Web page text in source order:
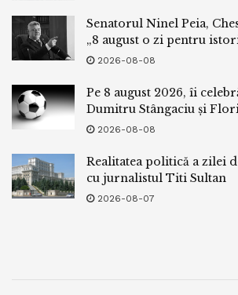
Senatorul Ninel Peia,
„8 august o zi pentru
2026-08-08
Pe 8 august 2026, îi
Dumitru Stângaciu și
2026-08-08
Realitatea politică a zilei
cu jurnalistul Titi Sultan
2026-08-07